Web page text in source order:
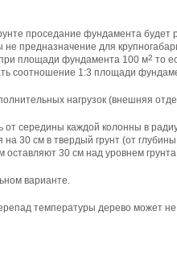
проседание фундамента будет
не предназначение для
площади фундамента 100 м2 то
соотношение 1:3 площади
нагрузок (внешняя
от середины каждой колонны в
на 30 см в твердый грунт (от глубины
оставляют 30 см над уровнем грунта
варианте.
температуры дерево может не